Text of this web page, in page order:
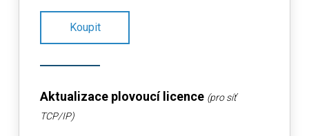
Koupit
Aktualizace plovoucí licence (pro síť
TCP/IP)